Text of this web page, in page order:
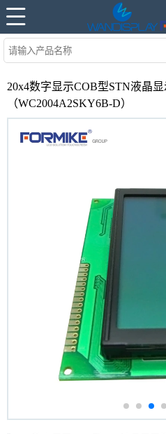
20x4数字显示COB型STN液晶
（WC2004A2SKY6B-D）